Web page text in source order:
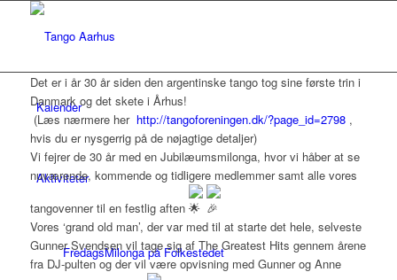
Kalender
Aktiviteter
FredagsMilonga på Folkestedet
Det er i år 30 år siden den argentinske tango tog sine første trin i
Danmark og det skete i Århus!
(Læs nærmere her http://tangoforeningen.dk/?page_id=2798,
hvis du er nysgerrig på de nøjagtige detaljer)
Vi fejrer de 30 år med en Jubilæumsmilonga, hvor vi håber at se
nuværende, kommende og tidligere medlemmer samt alle vores
tangovenner til en festlig aften
Vores ‘grand old man’, der var med til at starte det hele, selveste
Gunner Svendsen vil tage sig af The Greatest Hits gennem årene
fra DJ-pulten og der vil være opvisning med Gunner og Anne